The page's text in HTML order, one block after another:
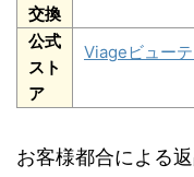
交換
公式
スト
ア
Viageビュー
お客様都合による